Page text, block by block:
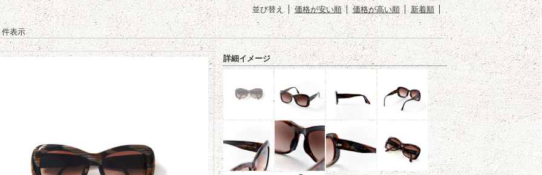
並び替え 価格が安い順 価格が高い順 新着順
件表示
詳細イメージ